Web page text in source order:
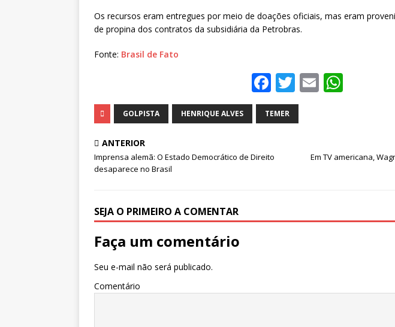
Os recursos eram entregues por meio de doações oficiais, mas eram
de propina dos contratos da subsidiária da Petrobras.
Fonte: Brasil de Fato
F
a
c
k
T
w
it
E
A
GOLPISTA HENRIQUE ALVES TEMER
ANTERIOR
Imprensa alemã: O Estado Democrático de Direito
desaparece no Brasil
Em TV americana,
SEJA O PRIMEIRO A COMENTAR
Faça um comentário
Seu e-mail não será publicado.
Comentário